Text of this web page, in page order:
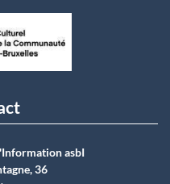
asbI
36